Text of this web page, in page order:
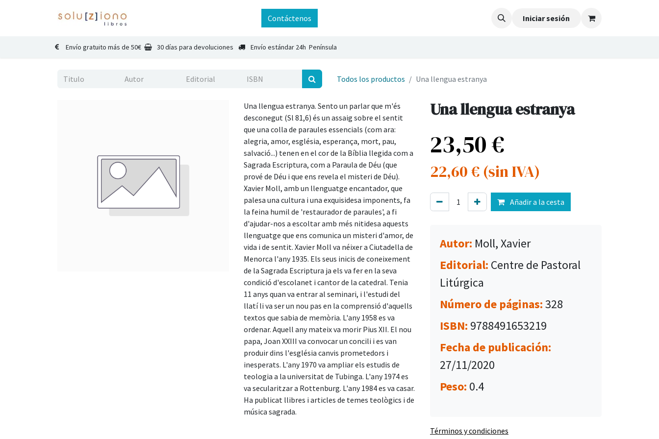
Contáctenos Iniciar sesión
Envío gratuito más de 50€ 30 días para devoluciones Envío estándar 24h Península
Todos los productos Una llengua estranya
Una llengua estranya. Sento un parlar que m'és
desconegut (Sl 81,6) és un assaig sobre el sentit
que una colla de paraules essencials (com ara:
alegria, amor, església, esperança, mort, pau,
salvació...) tenen en el cor de la Bíblia llegida com a
Sagrada Escriptura, com a Paraula de Déu (que
prové de Déu i que ens revela el misteri de Déu).
Xavier Moll, amb un llenguatge encantador, que
palesa una cultura i una exquisidesa imponents, fa
la feina humil de 'restaurador de paraules', a fi
d'ajudar-nos a escoltar amb més nitidesa aquests
llenguatge que ens comunica un misteri d'amor, de
vida i de sentit. Xavier Moll va néixer a Ciutadella de
Menorca l'any 1935. Els seus inicis de coneixement
de la Sagrada Escriptura ja els va fer en la seva
condició d'escolanet i cantor de la catedral. Tenia
11 anys quan va entrar al seminari, i l'estudi del
llatí li va ser un nou pas en la comprensió d'aquells
textos que sabia de memòria. L'any 1958 es va
ordenar. Aquell any mateix va morir Pius XII. El nou
papa, Joan XXIII va convocar un concili i es van
produir dins l'església canvis prometedors i
inesperats. L'any 1970 va ampliar els estudis de
teologia a la universitat de Tubinga. L'any 1974 es
va secularitzar a Rottenburg. L'any 1984 es va casar.
Ha publicat llibres i articles de temes teològics i de
música sagrada.
Una llengua estranya
23,50€
22,60€ (sin IVA)
Añadir a la cesta
Autor: Moll, Xavier
Editorial: Centre de Pastoral
Litúrgica
Número de páginas:328
ISBN: 9788491653219
Fecha de publicación:
27/11/2020
Peso: 0.4
Términos y condiciones